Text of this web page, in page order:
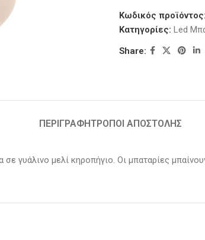
Κωδικός προϊόντος:
Κατηγορίες: Led
Share:
ΠΕΡΙΓΡΑΦΉΤΡΟΠΟΙ ΑΠΟΣΤΟΛΗΣ
γυάλινο μελί κηροπήγιο. Οι μπαταρίες